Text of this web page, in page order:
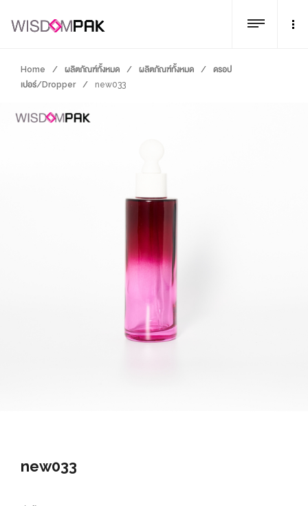
Home / ผลิตภัณฑ์ทั้งหมด / ผลิตภัณฑ์ทั้งหมด /
ดรอป
เปอร์/Dropper
/ new033
new033